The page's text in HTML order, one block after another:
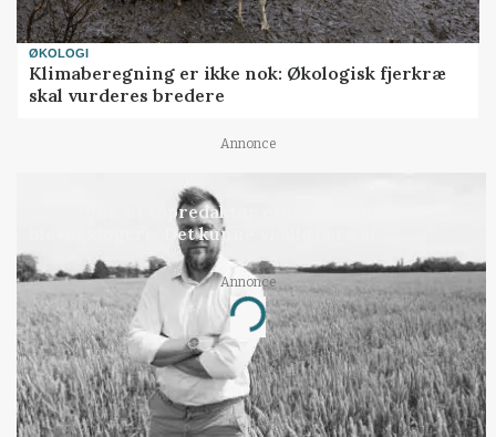
ØKOLOGI
Klimaberegning er ikke nok: Økologisk fjerkræ
skal vurderes bredere
Annonce
Befriende, at topredaktør erkender, hun er
blevet klogere. Det kunne vi alle lære af
Annonce
Loading...
Jobs